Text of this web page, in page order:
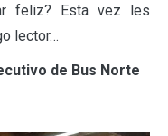
feliz? Esta vez les
lector…
de Bus Norte